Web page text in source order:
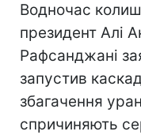
Водночас
президент Алі
Рафсанджані
запустив
збагачення
спричиняють